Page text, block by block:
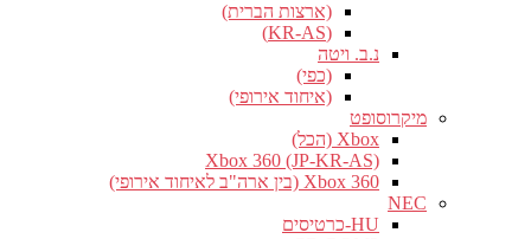
(ארצות הברית)
(KR-AS)
נ.ב. ויטה
(כפי)
(איחוד אירופי)
מיקרוסופט
Xbox (הכל)
Xbox 360 (JP-KR-AS)
Xbox 360 (בין ארה"ב לאיחוד אירופי)
NEC
HU-כרטיסים